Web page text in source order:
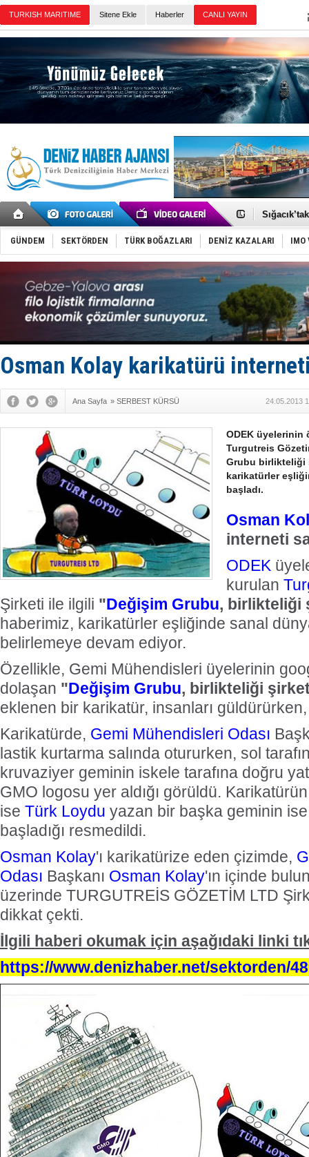
Sitene Ekle Haberler
“Deniz
Hat-San
Arkas,
Malezya
MV
Denizde
Füze ve
İran
Uzmanlar
Makine
GÜNDEM SEKTÖRDEN TÜRK BOĞAZLARI DENİZ KAZALARI IMO
Osman Kolay karikatürü
Ana Sayfa » SERBEST KÜRSÜ 24.05.2013
ODEK
Turgutreis
Grubu birlikteliği
karikatürler
başladı.
Osman
interneti
ODEK
kurulan
Şirketi ile ilgili "Değişim Grubu, birlikteliği
haberimiz, karikatürler eşliğinde sanal
belirlemeye devam ediyor.
Özellikle, Gemi Mühendisleri üyelerinin
dolaşan "Değişim Grubu, birlikteliği
eklenen bir karikatür, insanları
Karikatürde, Gemi Mühendisleri Odası
lastik kurtarma salında otururken, sol
kruvaziyer geminin iskele tarafına doğru
GMO logosu yer aldığı görüldü.
ise Türk Loydu yazan bir başka geminin
başladığı resmedildi.
Osman Kolay'ı karikatürize eden çizimde,
Odası Başkanı Osman Kolay'ın içinde
üzerinde TURGUTREİS GÖZETİM LTD
dikkat çekti.
İlgili haberi okumak için aşağıdaki linki
https://www.denizhaber.net/sektorden/